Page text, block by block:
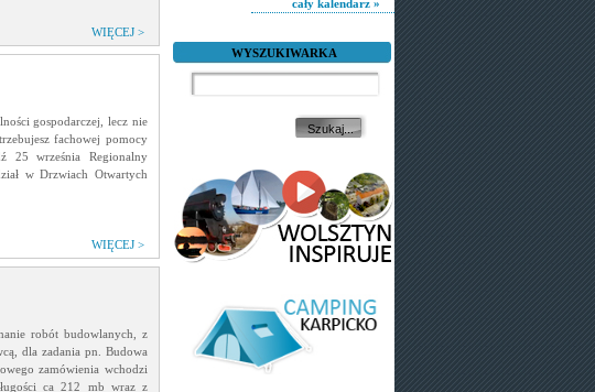
WIĘCEJ >
gospodarczej, lecz nie
fachowej pomocy
25 września Regionalny
w Drzwiach Otwartych
WIĘCEJ >
robót budowlanych, z
dla zadania pn. Budowa
zamówienia wchodzi
ca 212 mb wraz z
cały kalendarz »
WYSZUKIWARKA